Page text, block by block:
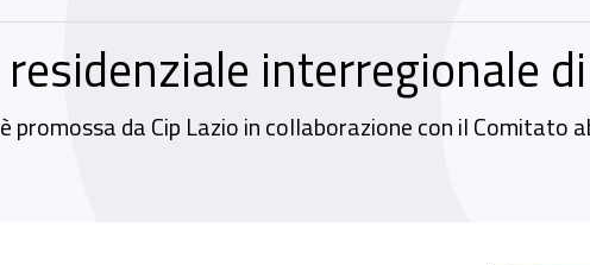
interregionale
promossa da Cip Lazio in collaborazione con il Comitato